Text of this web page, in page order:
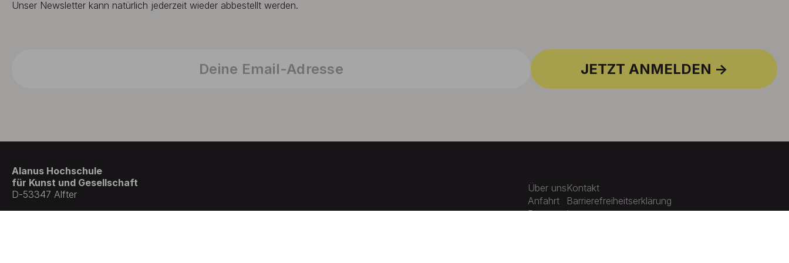
Unser Newsletter kann natürlich jederzeit wieder abbestellt werden.
JETZT ANMELDEN
Alanus Hochschule
für Kunst und Gesellschaft
D-53347 Alfter
Über uns
Anfahrt
Presse
Kontakt
Barrierefreiheitserklärung
Impressum